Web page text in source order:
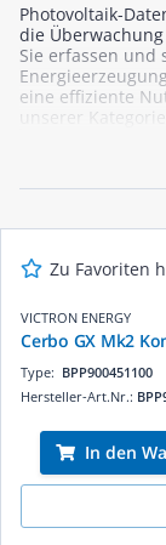
Photovoltaik-
die
Sie erfassen und
eine effiziente
unserer
eine breite
für die
zuverlässigen
Zu Favoriten
VICTRON ENERGY
Cerbo GX Mk2
Type: BPP900451100
Hersteller-Art.Nr.:
In den